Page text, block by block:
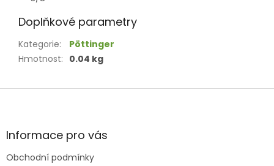
Doplňkové parametry
Kategorie:
Pöttinger
Hmotnost: 0.04 kg
Z
aInformace pro vás
Obchodní podmínky